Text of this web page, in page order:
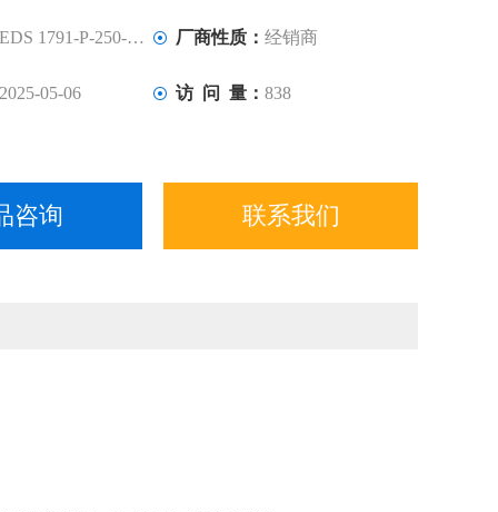
可靠性高。
EDS 1791-P-250-000 厂商性质： 经销商
2025-05-06 访 问 量： 838
咨询 联系我们